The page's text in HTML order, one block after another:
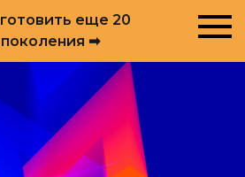
еще 20
➡